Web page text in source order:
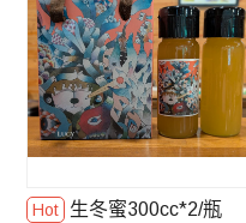
生冬蜜300cc*2/瓶